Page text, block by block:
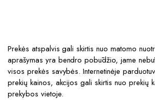
Prekės atspalvis gali skirtis nuo matomo
aprašymas yra bendro pobūdžio, jame
visos prekės savybės. Internetinėje
prekių kainos, akcijos gali skirtis nuo prekių
prekybos vietoje.